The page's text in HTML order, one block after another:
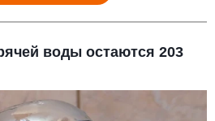
воды остаются 203